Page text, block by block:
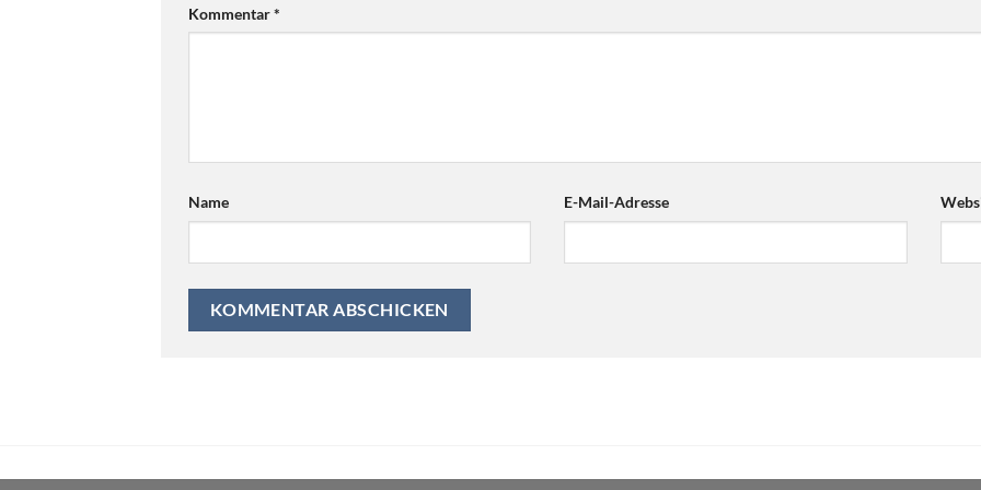
Kommentar*
Name E-Mail-Adresse